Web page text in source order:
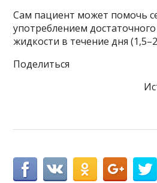
Сам пациент может помочь
употреблением
жидкости в течение дня
Поделиться